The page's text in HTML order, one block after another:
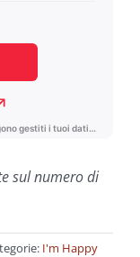
sul numero di
I'm Happy